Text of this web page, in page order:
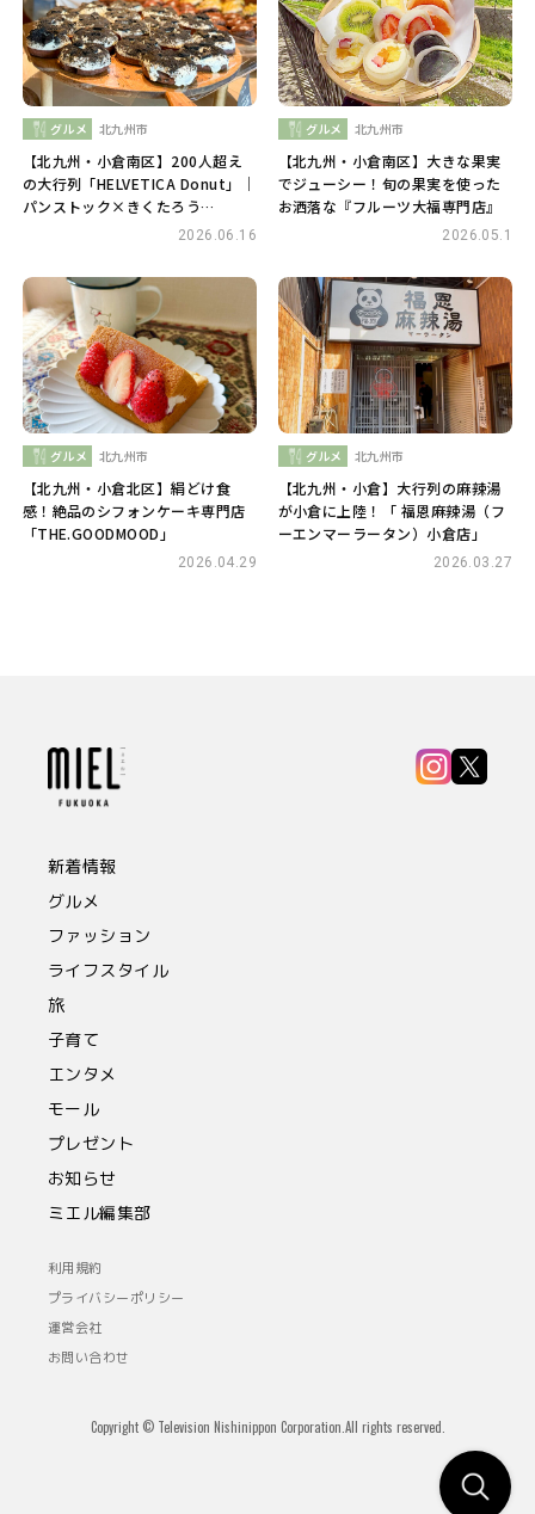
グルメ 北九州市
【北九州・小倉南区】200人超え
の大行列「HELVETICA Donut」｜
パンストック×きくたろう
×FAVORIの新感覚ドーナツ2026.06.16
グルメ 北九州市
【北九州・小倉南区】大きな果実
でジューシー！旬の果実を使った
お洒落な『フルーツ大福専門店』
2026.05.1
グルメ 北九州市
【北九州・小倉北区】絹どけ食
感！絶品のシフォンケーキ専門店
「THE.GOODMOOD」
2026.04.29
グルメ 北九州市
【北九州・小倉】大行列の麻辣湯
が小倉に上陸！「 福恩麻辣湯（フ
ーエンマーラータン）小倉店」
2026.03.27
新着情報
グルメ
ファッション
ライフスタイル
旅
子育て
エンタメ
モール
プレゼント
お知らせ
ミエル編集部
利用規約
プライバシーポリシー
運営会社
お問い合わせ
Copyright © Television Nishinippon Corporation.All rights reserved.